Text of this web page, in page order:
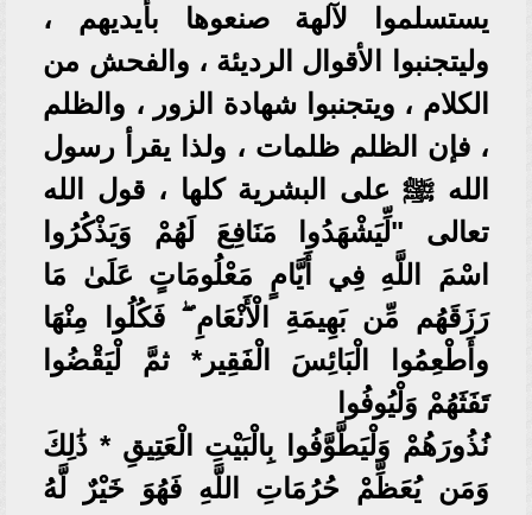
يستسلموا لآلهة صنعوها بأيديهم ،
وليتجنبوا الأقوال الرديئة ، والفحش من
الكلام ، ويتجنبوا شهادة الزور ، والظلم
، فإن الظلم ظلمات ، ولذا يقرأ رسول
الله ﷺ على البشرية كلها ، قول الله
تعالى "لِّيَشْهَدُوا مَنَافِعَ لَهُمْ وَيَذْكُرُوا
اسْمَ اللَّهِ فِي أَيَّامٍ مَعْلُومَاتٍ عَلَىٰ مَا
رَزَقَهُم مِّن بَهِيمَةِ الْأَنْعَامِ ۖ فَكُلُوا مِنْهَا
وأَطْعِمُوا الْبَائِسَ الْفَقِير* ثمَّ لْيَقْضُوا
تَفَثَهُمْ وَلْيُوفُوا
نُذُورَهُمْ وَلْيَطَّوَّفُوا بِالْبَيْتِ الْعَتِيقِ * ذَٰلِكَ
وَمَن يُعَظِّمْ حُرُمَاتِ اللَّهِ فَهُوَ خَيْرٌ لَّهُ